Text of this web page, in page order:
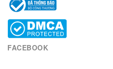
FACEBOOK